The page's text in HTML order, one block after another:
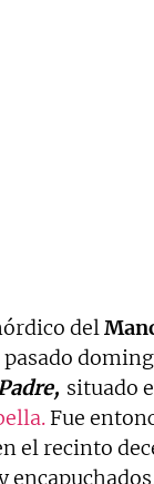
del
situado
Fue
el recinto